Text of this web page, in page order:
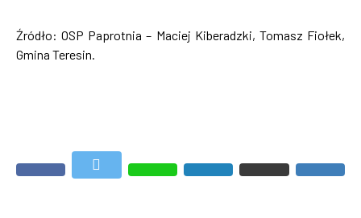
Źródło: OSP Paprotnia – Maciej Kiberadzki, Tomasz Fiołek,
Gmina Teresin.